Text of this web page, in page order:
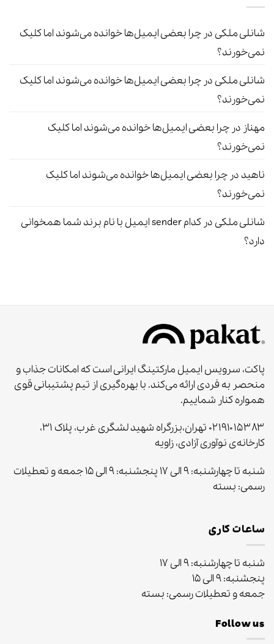
شانلی ملکی در چرا بعضی ایمیل‌ها خوانده می‌شوند اما کلیک
نمی‌خورند؟
شانلی ملکی در چرا بعضی ایمیل‌ها خوانده می‌شوند اما کلیک
نمی‌خورند؟
مهناز در چرا بعضی ایمیل‌ها خوانده می‌شوند اما کلیک
نمی‌خورند؟
ناهید در چرا بعضی ایمیل‌ها خوانده می‌شوند اما کلیک
نمی‌خورند؟
شانلی ملکی در
کدام sender ایمیل با نام برند شما همخوانی
دارد؟
پاکت، سرویس ایمیل مارکتینگ ایرانی است که امکانات جذاب و
منحصر به‌ فردی ارائه می‌کند. با بهره‌گیری از تیم پشتیبانی قوی
همواره کنار شماییم.
۰۲۱۹۱۰۱۵۳۸۳ تهران،بزرگراه شهید لشگری غرب، پلاک ۳۱،
کارخانه‌ی نوآوری آزادی، زاویه
شنبه تا چهارشنبه: ۹ الی ۱۷ پنجشنبه: ۹ الی ۱۵ جمعه و تعطیلات
رسمی: بسته
ساعات کاری
شنبه تا چهارشنبه: ۹ الی ۱۷
پنجشنبه: ۹ الی ۱۵
جمعه و تعطیلات رسمی: بسته
Follow us